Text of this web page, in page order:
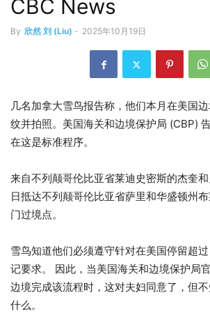
CBC News
By 欣然 刘 (Liu) - 2025年10月19日
几名加拿大雪鸟报告称，他们本月在美国
纹并拍照。 美国海关和边境保护局 (CBP)
在这是标准程序。
来自不列颠哥伦比亚省莱迪史密斯的杰奎
日抵达不列颠哥伦比亚省萨里和华盛顿州
门过境点。
雪鸟知道他们必须遵守针对在美国停留超
记要求。 因此，当美国海关和边境保护局
边境完成该流程时，这对夫妇同意了，但
什么。